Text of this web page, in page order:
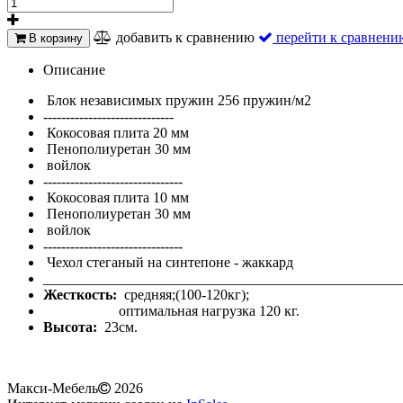
В корзину добавить к сравнению перейти к
Описание
Блок независимых пружин 256 пружин/м2
-----------------------------
Кокосовая плита 20 мм
Пенополиуретан 30 мм
войлок
-------------------------------
Кокосовая плита 10 мм
Пенополиуретан 30 мм
войлок
-------------------------------
Чехол стеганый на синтепоне - жаккард
Жесткость: средняя;(100-120кг);
оптимальная нагрузка 120 кг.
Высота: 23см.
Макси-Мебель
2026